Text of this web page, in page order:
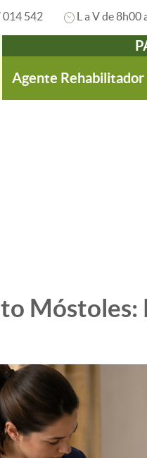
014 542 L a V de 8h00
Agente Rehabilitador